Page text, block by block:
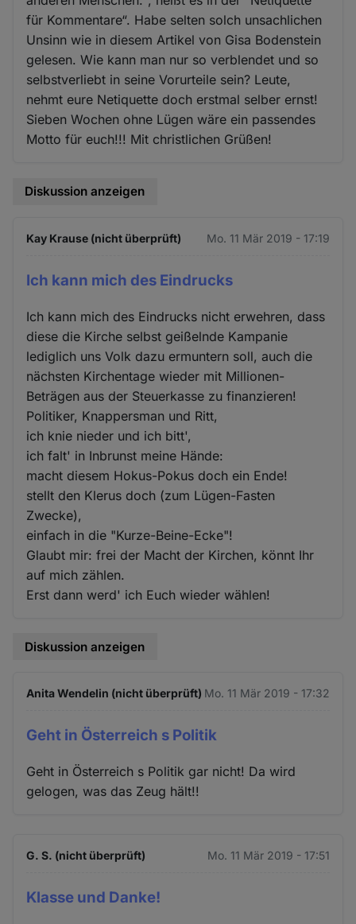
für Kommentare“. Habe selten solch unsachlichen
Unsinn wie in diesem Artikel von Gisa Bodenstein
gelesen. Wie kann man nur so verblendet und so
selbstverliebt in seine Vorurteile sein? Leute,
nehmt eure Netiquette doch erstmal selber ernst!
Sieben Wochen ohne Lügen wäre ein passendes
Motto für euch!!! Mit christlichen Grüßen!
Diskussion anzeigen
Kay Krause (nicht überprüft) Mo. 11 Mär 2019 - 17:19
Ich kann mich des Eindrucks
Ich kann mich des Eindrucks nicht erwehren, dass
diese die Kirche selbst geißelnde Kampanie
lediglich uns Volk dazu ermuntern soll, auch die
nächsten Kirchentage wieder mit Millionen-
Beträgen aus der Steuerkasse zu finanzieren!
Politiker, Knappersman und Ritt,
ich knie nieder und ich bitt',
ich falt' in Inbrunst meine Hände:
macht diesem Hokus-Pokus doch ein Ende!
stellt den Klerus doch (zum Lügen-Fasten
Zwecke),
einfach in die "Kurze-Beine-Ecke"!
Glaubt mir: frei der Macht der Kirchen, könnt Ihr
auf mich zählen.
Erst dann werd' ich Euch wieder wählen!
Diskussion anzeigen
Anita Wendelin (nicht überprüft) Mo. 11 Mär 2019 - 17:32
Geht in Österreich s Politik
Geht in Österreich s Politik gar nicht! Da wird
gelogen, was das Zeug hält!!
G. S. (nicht überprüft) Mo. 11 Mär 2019 - 17:51
Klasse und Danke!